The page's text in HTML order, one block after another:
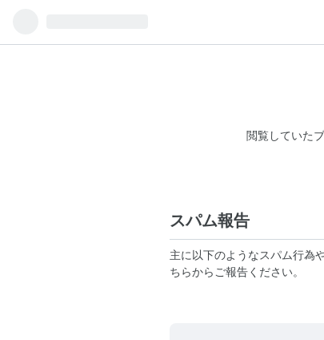
閲覧していた
スパム報告
主に以下のようなスパム行為
ちらからご報告ください。